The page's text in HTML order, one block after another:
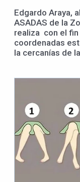
Edgardo Araya,
ASADAS de la
realiza con el
coordenadas
la cercanías de